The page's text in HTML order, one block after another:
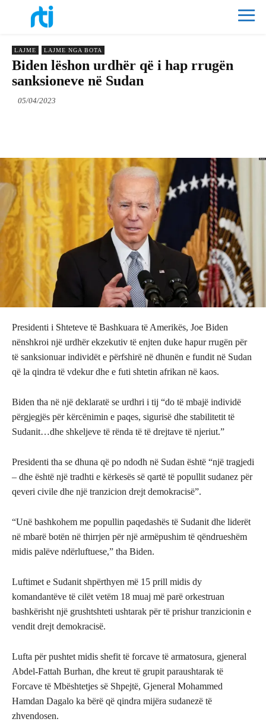
LAJME LAJME NGA BOTA
Biden lëshon urdhër që i hap rrugën
sanksioneve në Sudan
05/04/2023
Presidenti i Shteteve të Bashkuara të Amerikës, Joe Biden
nënshkroi një urdhër ekzekutiv të enjten duke hapur rrugën për
të sanksionuar individët e përfshirë në dhunën e fundit në Sudan
që la qindra të vdekur dhe e futi shtetin afrikan në kaos.
Biden tha në një deklaratë se urdhri i tij “do të mbajë individë
përgjegjës për kërcënimin e paqes, sigurisë dhe stabilitetit të
Sudanit…dhe shkeljeve të rënda të të drejtave të njeriut.”
Presidenti tha se dhuna që po ndodh në Sudan është “një tragjedi
– dhe është një tradhti e kërkesës së qartë të popullit sudanez për
qeveri civile dhe një tranzicion drejt demokracisë”.
“Unë bashkohem me popullin paqedashës të Sudanit dhe liderët
në mbarë botën në thirrjen për një armëpushim të qëndrueshëm
midis palëve ndërluftuese,” tha Biden.
Luftimet e Sudanit shpërthyen më 15 prill midis dy
komandantëve të cilët vetëm 18 muaj më parë orkestruan
bashkërisht një grushtshteti ushtarak për të prishur tranzicionin e
vendit drejt demokracisë.
Lufta për pushtet midis shefit të forcave të armatosura, gjeneral
Abdel-Fattah Burhan, dhe kreut të grupit paraushtarak të
Forcave të Mbështetjes së Shpejtë, Gjeneral Mohammed
Hamdan Dagalo ka bërë që qindra mijëra sudanezë të
zhvendosen.